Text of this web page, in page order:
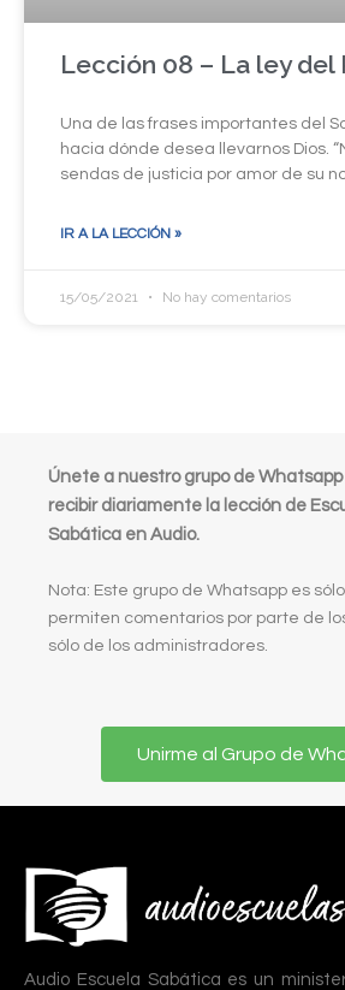
Lección 08 – La ley del
Una de las frases importantes del
hacia dónde desea llevarnos Dios.
sendas de justicia por amor de su
IR A LA LECCIÓN »
15/05/2021 No hay comentarios
Únete a nuestro grupo de
recibir diariamente la lección de
Sabática en Audio.
Nota: Este grupo de Whatsapp es
permiten comentarios por parte de
sólo de los administradores.
Unirme al Grupo de
Audio Escuela Sabática es un